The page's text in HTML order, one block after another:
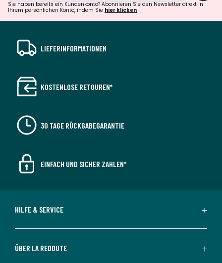
Sie haben bereits ein Kundenkonto? Abonnieren Sie den Newsletter direkt in
Ihrem persönlichen Konto, indem Sie hier klicken
LIEFERINFORMATIONEN
KOSTENLOSE RETOUREN*
30 TAGE RÜCKGABEGARANTIE
EINFACH UND SICHER ZAHLEN*
HILFE & SERVICE
ÜBER LA REDOUTE